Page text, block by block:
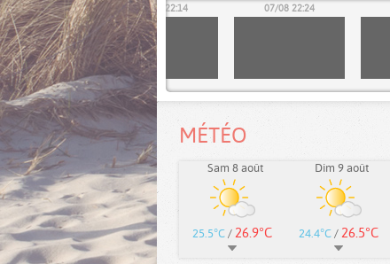
07/08 22:04 07/08 22:14 07/08 22:24
MÉTÉO
Sam 8 août
25.5°C / 26.9°C
Dim 9 août
24.4°C / 26.5°C